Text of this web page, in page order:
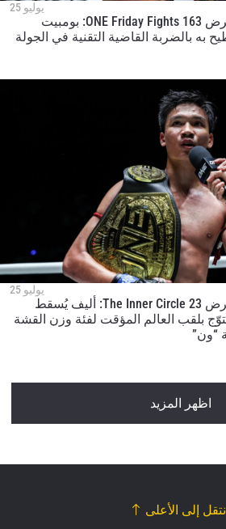
يوليو 25
نتيجة الحدث الرئيسي لعرض ONE Friday Fights 163: بومبيت
بالضربة القاضية التقنية في الجولة
يوليو 25
نتيجة الحدث الرئيسي لعرض The Inner Circle 23: أليف يُسقط
بلقب العالم المؤقت لفئة وزن القشة
“ون”
اظهر المزيد
إلى الأعلى